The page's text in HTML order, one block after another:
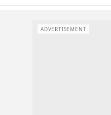
ADVERTISEMENT